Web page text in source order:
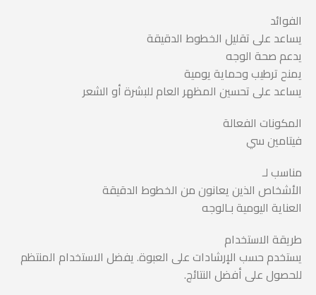
الفوائد
يساعد على تقليل الخطوط الدقيقة
يدعم صحة الوجه
يمنح ترطيب وحماية يومية
يساعد على تحسين المظهر العام للبشرة أو الشعر
المكونات الفعالة
فيتامين سي
مناسب لـ
الأشخاص الذين يعانون من الخطوط الدقيقة
العناية اليومية بـالوجه
طريقة الاستخدام
يستخدم حسب الإرشادات على العبوة. يفضل الاستخدام المنتظم
للحصول على أفضل النتائج.